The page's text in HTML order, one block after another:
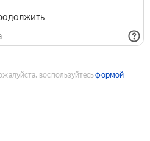
воспользуйтесьформой